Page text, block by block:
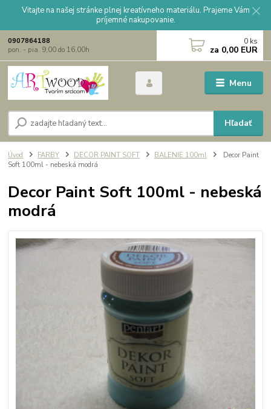
Vitajte na našej stránke plnej kreatívneho materiálu. Prajeme Vám
príjemné nakupovanie.
Menu
Hľadať
0907864188
pon. - pia. 9,00 do 16,00h
0 ks
za 0,00 EUR
Úvod FARBY DECOR PAINT SOFT BALENIE 100ml
Decor Paint
Soft 100ml - nebeská modrá
Decor Paint Soft 100ml - nebeská
modrá